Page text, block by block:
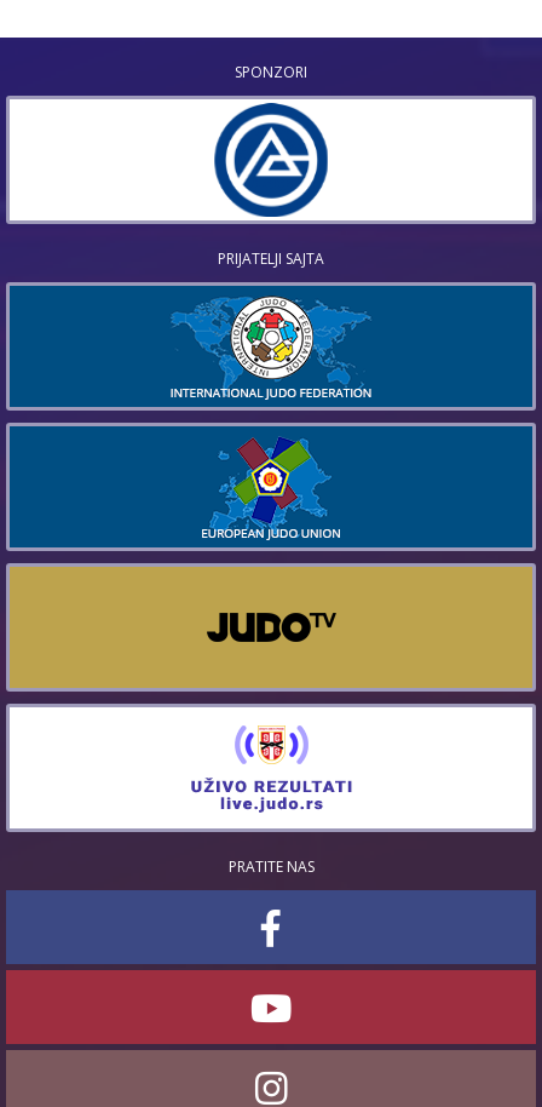
SPONZORI
PRIJATELJI SAJTA
PRATITE NAS